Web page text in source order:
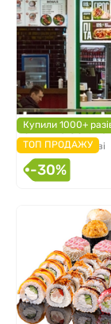
Купили 1000+
ТОП ПРОДАЖУ
Знижка 30% на
8 адрес в Києві
-30%